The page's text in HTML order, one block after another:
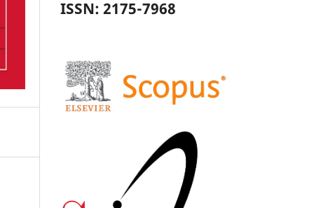
ISSN: 2175-7968